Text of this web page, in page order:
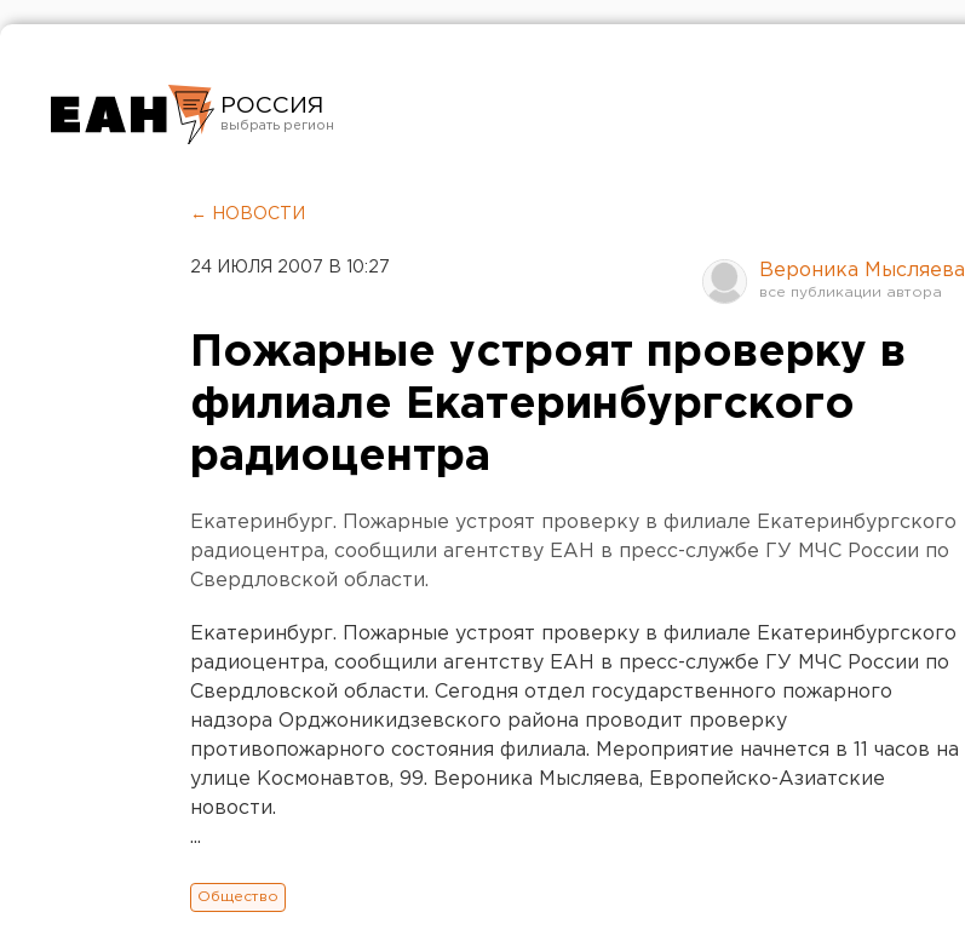
РОССИЯ
Челябинск
← НОВОСТИ
24 ИЮЛЯ 2007 В 10:27 Вероника Мысляева
Пожарные устроят проверку в
филиале Екатеринбургского
радиоцентра
Екатеринбург. Пожарные устроят проверку в филиале Екатеринбургского
радиоцентра, сообщили агентству ЕАН в пресс-службе ГУ МЧС России по
Свердловской области.
Екатеринбург. Пожарные устроят проверку в филиале Екатеринбургского
радиоцентра, сообщили агентству ЕАН в пресс-службе ГУ МЧС России по
Свердловской области. Сегодня отдел государственного пожарного
надзора Орджоникидзевского района проводит проверку
противопожарного состояния филиала. Мероприятие начнется в 11 часов на
улице Космонавтов, 99. Вероника Мысляева, Европейско-Азиатские
новости.
...
Общество